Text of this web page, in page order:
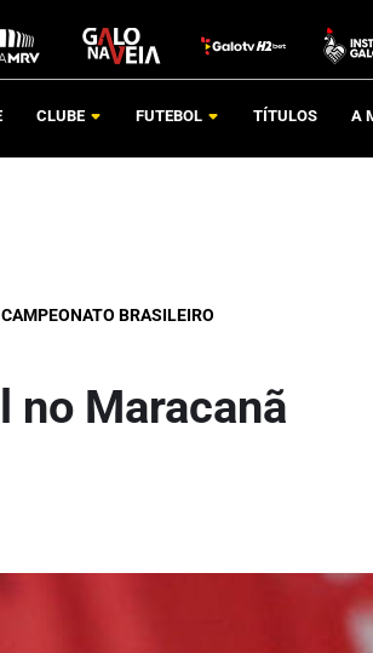
CLUBE FUTEBOL TÍTULOS A
CAMPEONATO BRASILEIRO
no Maracanã